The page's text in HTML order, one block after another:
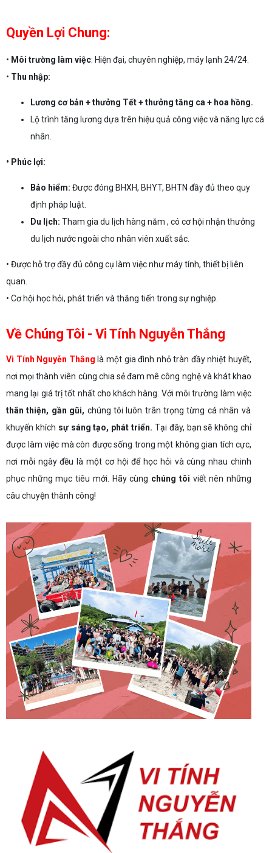
Quyền Lợi Chung:
• Môi trường làm việc: Hiện đại, chuyên nghiệp, máy lạnh 24/24.
• Thu nhập:
Lương cơ bản + thưởng Tết + thưởng tăng ca + hoa hồng.
Lộ trình tăng lương dựa trên hiệu quả công việc và năng lực cá
nhân.
• Phúc lợi:
Bảo hiểm: Được đóng BHXH, BHYT, BHTN đầy đủ theo quy
định pháp luật.
Du lịch: Tham gia du lịch hàng năm , có cơ hội nhận thưởng
du lịch nước ngoài cho nhân viên xuất sắc.
• Được hỗ trợ đầy đủ công cụ làm việc như máy tính, thiết bị liên
quan.
• Cơ hội học hỏi, phát triển và thăng tiến trong sự nghiệp.
Về Chúng Tôi - Vi Tính Nguyễn Thắng
Vi Tính Nguyễn Thắng là một gia đình nhỏ tràn đầy nhiệt huyết,
nơi mọi thành viên cùng chia sẻ đam mê công nghệ và khát khao
mang lại giá trị tốt nhất cho khách hàng. Với môi trường làm việc
thân thiện, gần gũi, chúng tôi luôn trân trọng từng cá nhân và
khuyến khích sự sáng tạo, phát triển. Tại đây, bạn sẽ không chỉ
được làm việc mà còn được sống trong một không gian tích cực,
nơi mỗi ngày đều là một cơ hội để học hỏi và cùng nhau chinh
phục những mục tiêu mới. Hãy cùng chúng tôi viết nên những
câu chuyện thành công!